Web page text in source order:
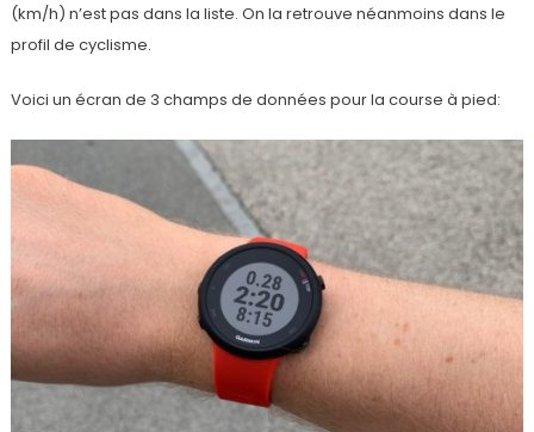
(km/h) n’est pas dans la liste. On la retrouve néanmoins dans le
profil de cyclisme.
Voici un écran de 3 champs de données pour la course à pied: